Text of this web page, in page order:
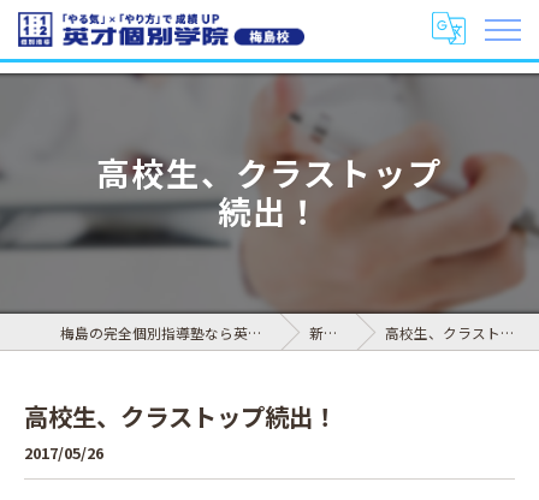
高校生、クラストップ
続出！
梅島の完全個別指導塾なら英才個別学院 梅島校 新着情報 高校生、クラストップ続出！
高校生、クラストップ続出！
2017/05/26